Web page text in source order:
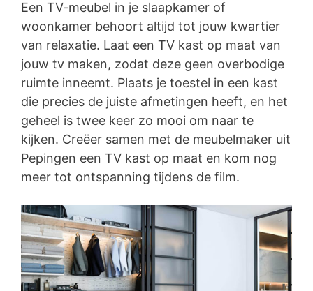
Een TV-meubel in je slaapkamer of
woonkamer behoort altijd tot jouw kwartier
van relaxatie. Laat een TV kast op maat van
jouw tv maken, zodat deze geen overbodige
ruimte inneemt. Plaats je toestel in een kast
die precies de juiste afmetingen heeft, en het
geheel is twee keer zo mooi om naar te
kijken. Creëer samen met de meubelmaker uit
Pepingen een TV kast op maat en kom nog
meer tot ontspanning tijdens de film.